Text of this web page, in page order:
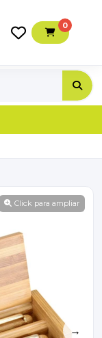
0
Click para ampliar
→